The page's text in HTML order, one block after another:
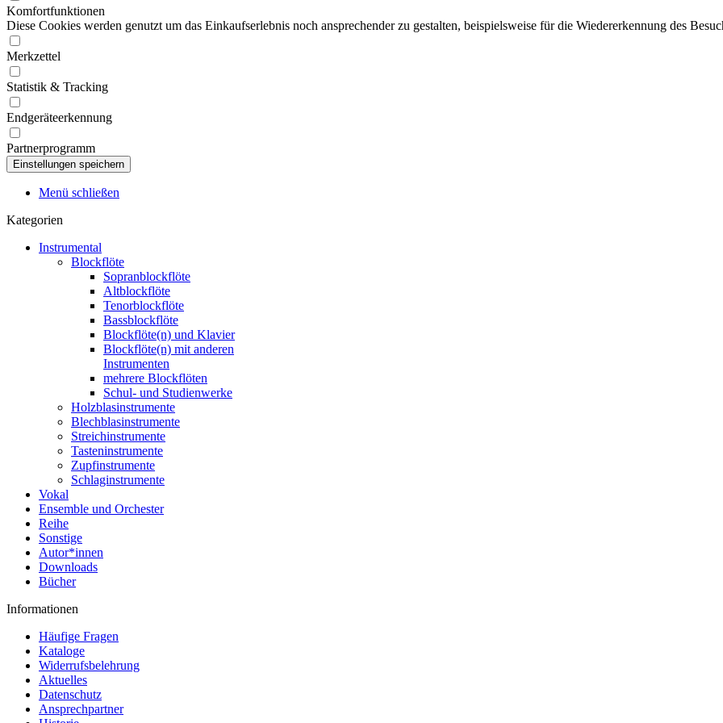
Komfortfunktionen
Diese Cookies werden genutzt um das Einkaufserlebnis noch ansprechender zu gestalten, beispielsweise für die Wiedererkennung des
Merkzettel
Statistik & Tracking
Endgeräteerkennung
Partnerprogramm
Menü schließen
Kategorien
Instrumental
Blockflöte
Sopranblockflöte
Altblockflöte
Tenorblockflöte
Bassblockflöte
Blockflöte(n) und Klavier
Blockflöte(n) mit anderen
Instrumenten
mehrere Blockflöten
Schul- und Studienwerke
Holzblasinstrumente
Blechblasinstrumente
Streichinstrumente
Tasteninstrumente
Zupfinstrumente
Schlaginstrumente
Vokal
Ensemble und Orchester
Reihe
Sonstige
Autor*innen
Downloads
Bücher
Informationen
Häufige Fragen
Kataloge
Widerrufsbelehrung
Aktuelles
Datenschutz
Ansprechpartner